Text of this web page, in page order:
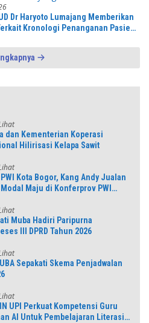
Dr Haryoto Lumajang Memberikan
Kronologi Penanganan Pasien
dan Kementerian Koperasi
Hilirisasi Kelapa Sawit
Kota Bogor, Kang Andy Jualan
Maju di Konferprov PWI
Muba Hadiri Paripurna
III DPRD Tahun 2026
Sepakati Skema Penjadwalan
UPI Perkuat Kompetensi Guru
AI Untuk Pembelajaran Literasi